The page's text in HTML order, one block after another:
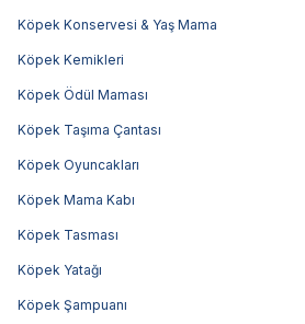
Köpek Konservesi & Yaş Mama
Köpek Kemikleri
Köpek Ödül Maması
Köpek Taşıma Çantası
Köpek Oyuncakları
Köpek Mama Kabı
Köpek Tasması
Köpek Yatağı
Köpek Şampuanı